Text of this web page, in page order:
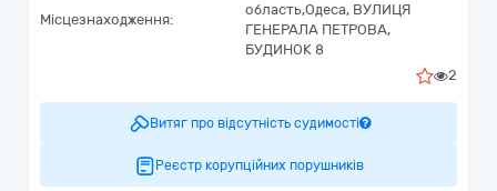
Місцезнаходження:
область,Одеса, ВУЛИЦЯ
ГЕНЕРАЛА ПЕТРОВА,
БУДИНОК 8
2
Витяг про відсутність судимості
Реєстр корупційних порушників